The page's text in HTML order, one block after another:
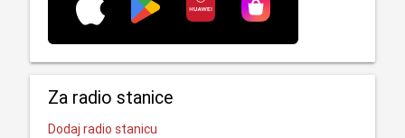
Za radio stanice
Dodaj radio stanicu